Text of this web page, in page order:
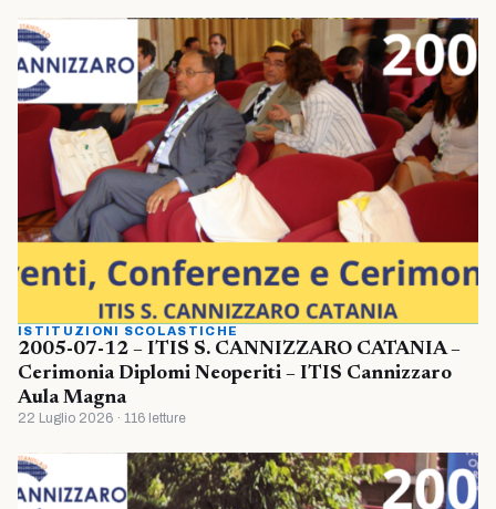
ISTITUZIONI SCOLASTICHE
2005-07-12 – ITIS S. CANNIZZARO CATANIA –
Cerimonia Diplomi Neoperiti – ITIS Cannizzaro
Aula Magna
22 Luglio 2026 · 116 letture